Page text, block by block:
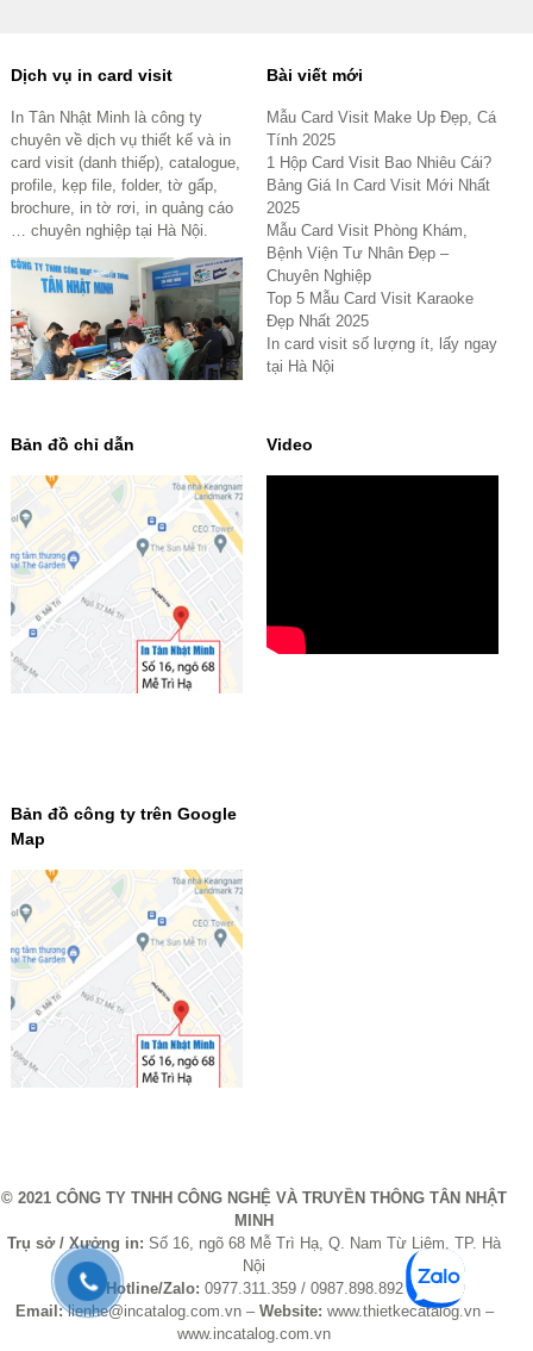
Dịch vụ in card visit
In Tân Nhật Minh là công ty
chuyên về dịch vụ thiết kế và in
card visit (danh thiếp), catalogue,
profile, kẹp file, folder, tờ gấp,
brochure, in tờ rơi, in quảng cáo
… chuyên nghiệp tại Hà Nội.
Bài viết mới
Mẫu Card Visit Make Up Đẹp, Cá
Tính 2025
1 Hộp Card Visit Bao Nhiêu Cái?
Bảng Giá In Card Visit Mới Nhất
2025
Mẫu Card Visit Phòng Khám,
Bệnh Viện Tư Nhân Đẹp –
Chuyên Nghiệp
Top 5 Mẫu Card Visit Karaoke
Đẹp Nhất 2025
In card visit số lượng ít, lấy ngay
tại Hà Nội
Bản đồ chỉ dẫn Video
Bản đồ công ty trên Google
Map
© 2021 CÔNG TY TNHH CÔNG NGHỆ VÀ TRUYỀN THÔNG TÂN NHẬT
MINH
Trụ sở / Xưởng in:Số 16, ngõ 68 Mễ Trì Hạ, Q. Nam Từ Liêm, TP. Hà
Nội
Hotline/Zalo: 0977.311.359 / 0987.898.892
Email:lienhe@incatalog.com.vn – Website: www.thietkecatalog.vn –
www.incatalog.com.vn